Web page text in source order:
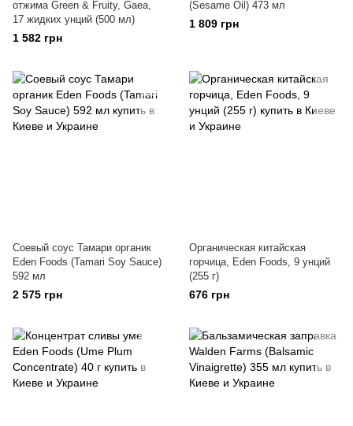
отжима Green & Fruity, Gaea,
17 жидких унций (500 мл)
1 582 грн
(Sesame Oil) 473 мл
1 809 грн
Соевый соус Тамари органик
Eden Foods (Tamari Soy Sauce)
592 мл
2 575 грн
Органическая китайская
горчица, Eden Foods, 9 унций
(255 г)
676 грн